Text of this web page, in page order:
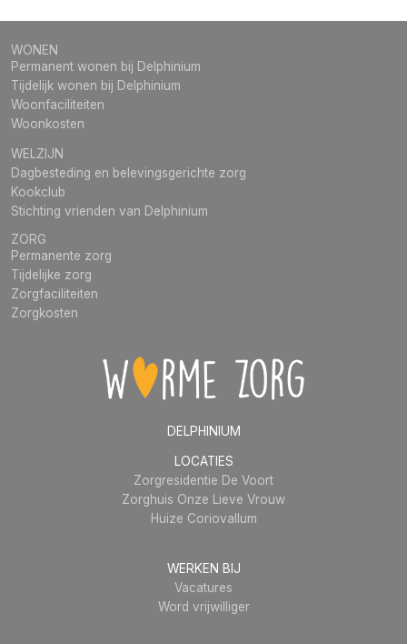
WONEN
Permanent wonen bij Delphinium
Tijdelijk wonen bij Delphinium
Woonfaciliteiten
Woonkosten
WELZIJN
Dagbesteding en belevingsgerichte zorg
Kookclub
Stichting vrienden van Delphinium
ZORG
Permanente zorg
Tijdelijke zorg
Zorgfaciliteiten
Zorgkosten
DELPHINIUM
LOCATIES
Zorgresidentie De Voort
Zorghuis Onze Lieve Vrouw
Huize Coriovallum
WERKEN BIJ
Vacatures
Word vrijwilliger